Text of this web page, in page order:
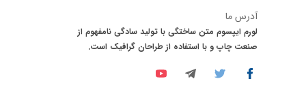
آدرس ما
لورم ایپسوم متن ساختگی با تولید سادگی نامفهوم از
صنعت چاپ و با استفاده از طراحان گرافیک است.